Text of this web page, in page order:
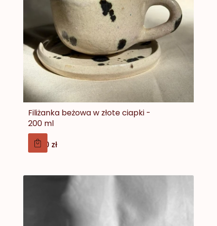
Filiżanka beżowa w złote ciapki -
200 ml
Cena
79,00 zł